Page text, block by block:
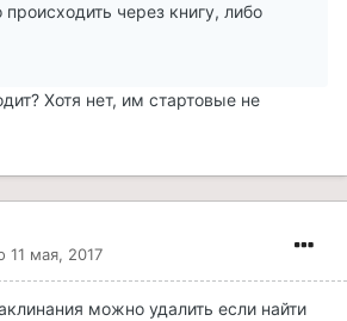
через книгу, либо
Хотя нет, им стартовые не
11 мая, 2017
можно удалить если найти